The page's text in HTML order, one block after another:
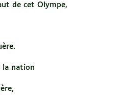
de cet Olympe,
nation